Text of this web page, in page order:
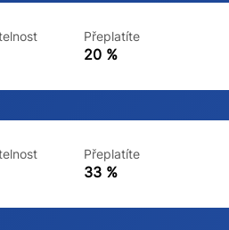
Přeplatíte
20 %
Přeplatíte
33 %